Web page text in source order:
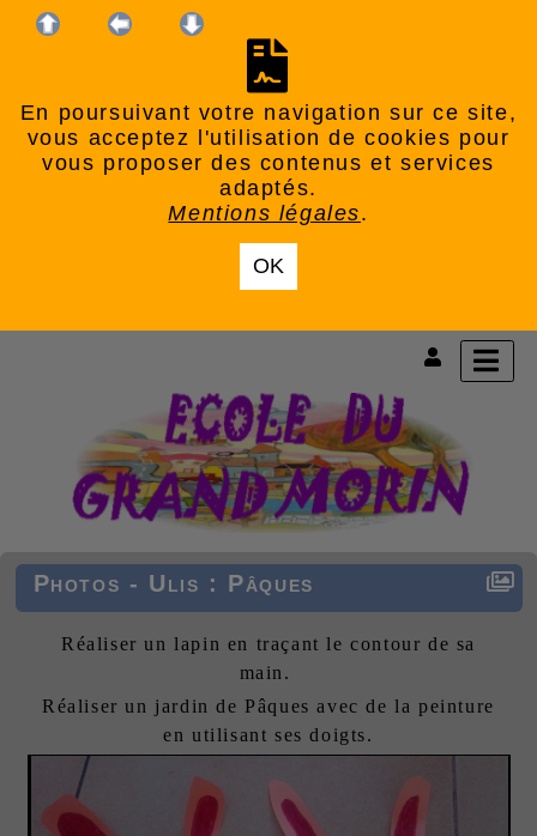
En poursuivant votre navigation sur ce site,
vous acceptez l'utilisation de cookies pour
vous proposer des contenus et services
adaptés.
Mentions légales.
OK
Photos - Ulis : Pâques
Réaliser un lapin en traçant le contour de sa
main.
Réaliser un jardin de Pâques avec de la peinture
en utilisant ses doigts.